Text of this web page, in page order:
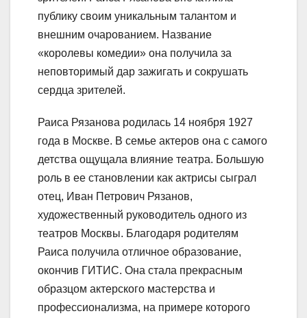
публику своим уникальным талантом и
внешним очарованием. Название
«королевы комедии» она получила за
неповторимый дар зажигать и сокрушать
сердца зрителей.
Раиса Рязанова родилась 14 ноября 1927
года в Москве. В семье актеров она с самого
детства ощущала влияние театра. Большую
роль в ее становлении как актрисы сыграл
отец, Иван Петрович Рязанов,
художественный руководитель одного из
театров Москвы. Благодаря родителям
Раиса получила отличное образование,
окончив ГИТИС. Она стала прекрасным
образцом актерского мастерства и
профессионализма, на примере которого